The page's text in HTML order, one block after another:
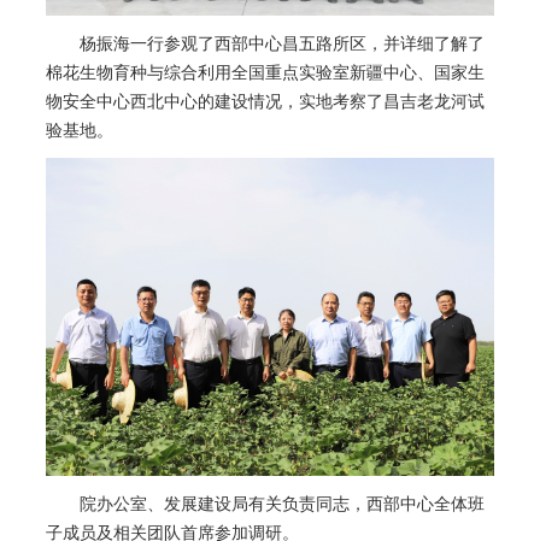
杨振海一行参观了西部中心昌五路所区，并详细了解了
棉花生物育种与综合利用全国重点实验室新疆中心、国家生
物安全中心西北中心的建设情况，实地考察了昌吉老龙河试
验基地。
院办公室、发展建设局有关负责同志，西部中心全体班
子成员及相关团队首席参加调研。